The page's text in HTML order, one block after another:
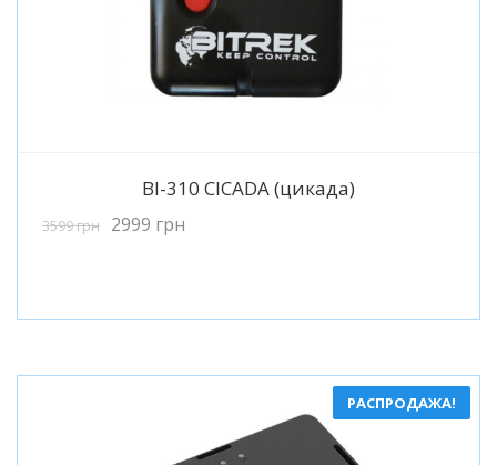
Подробнее
BI-310 CICADA (цикада)
3599грн 2999 грн
РАСПРОДАЖА!